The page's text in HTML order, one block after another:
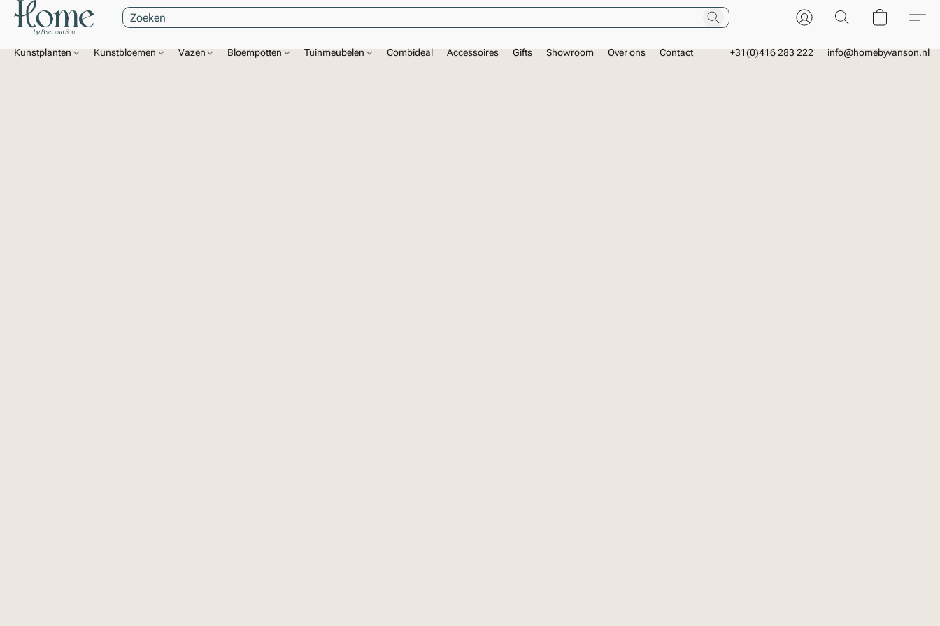
Kunstplanten Kunstbloemen Vazen Bloempotten Tuinmeubelen Combideal Accessoires Gifts Showroom Over ons Contact +31(0)416 283 222 info@homebyvanson.nl